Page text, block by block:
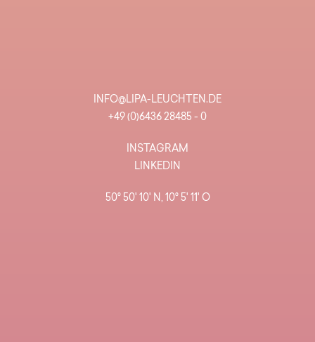
INFO@LIPA-LEUCHTEN.DE
+49 (0)6436 28485 - 0
INSTAGRAM
LINKEDIN
50° 50' 10' N, 10° 5' 11' O